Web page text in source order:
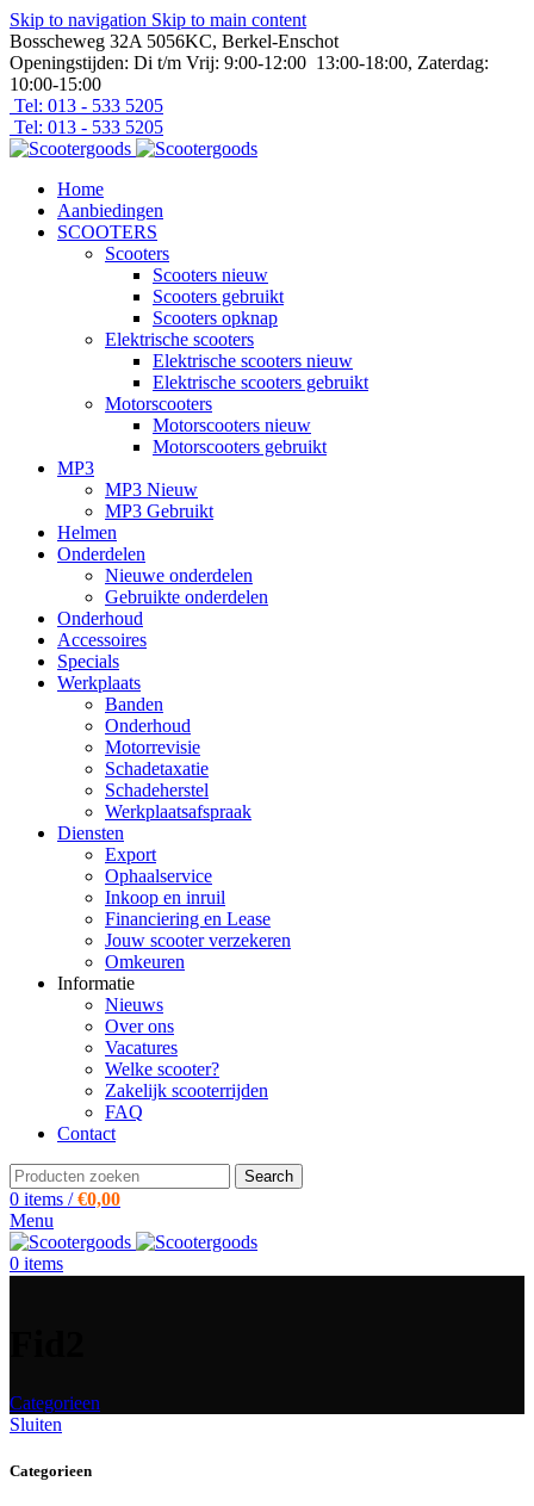
Skip to navigation Skip to main content
Bosscheweg 32A 5056KC, Berkel-Enschot
Openingstijden: Di t/m Vrij: 9:00-12:00 13:00-18:00, Zaterdag:
10:00-15:00
Tel: 013 - 533 5205
Tel: 013 - 533 5205
Home
Aanbiedingen
SCOOTERS
Scooters
Scooters nieuw
Scooters gebruikt
Scooters opknap
Elektrische scooters
Elektrische scooters nieuw
Elektrische scooters gebruikt
Motorscooters
Motorscooters nieuw
Motorscooters gebruikt
MP3
MP3 Nieuw
MP3 Gebruikt
Helmen
Onderdelen
Nieuwe onderdelen
Gebruikte onderdelen
Onderhoud
Accessoires
Specials
Werkplaats
Banden
Onderhoud
Motorrevisie
Schadetaxatie
Schadeherstel
Werkplaatsafspraak
Diensten
Export
Ophaalservice
Inkoop en inruil
Financiering en Lease
Jouw scooter verzekeren
Omkeuren
Informatie
Nieuws
Over ons
Vacatures
Welke scooter?
Zakelijk scooterrijden
FAQ
Contact
Search
0 items / €0,00
Menu
0 items
Categorieen
Sluiten
Categorieen